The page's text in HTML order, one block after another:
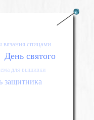
спицами
День святого
для вышивки
защитника